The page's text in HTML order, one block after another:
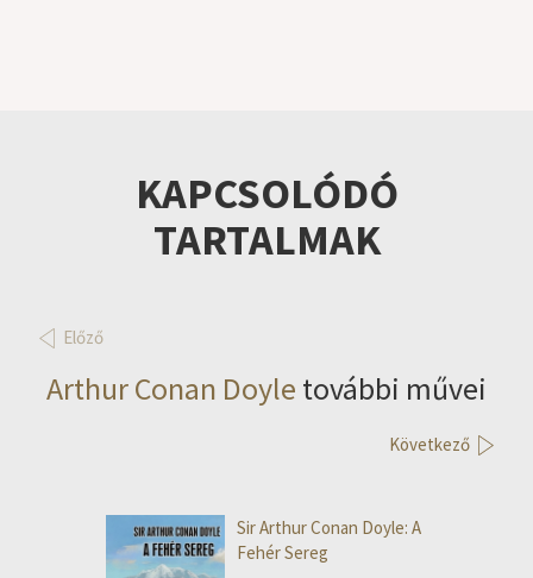
KAPCSOLÓDÓ
TARTALMAK
Előző
Arthur Conan Doyle további művei
Következő
Sir Arthur Conan Doyle: A
Fehér Sereg